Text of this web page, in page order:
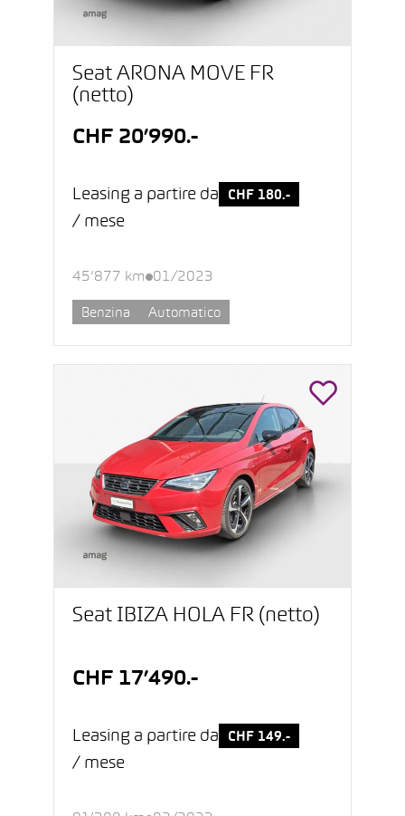
Seat ARONA MOVE FR
(netto)
CHF 20’990.-
Leasing a partire da CHF 180.-
/ mese
45’877 km 01/2023
Benzina Automatico
Seat IBIZA HOLA FR (netto)
CHF 17’490.-
Leasing a partire da CHF 149.-
/ mese